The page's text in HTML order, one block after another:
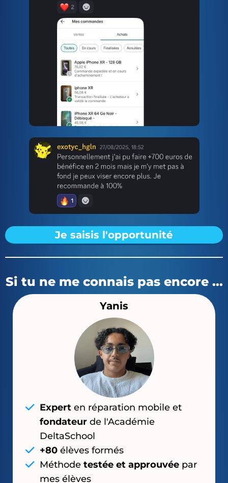
Je saisis l'opportunité
Si tu ne me connais pas encore ...
Yanis
Expert en réparation mobile et
fondateur de l'Académie
DeltaSchool
+80 élèves formés
Méthode testée et approuvée par
mes élèves